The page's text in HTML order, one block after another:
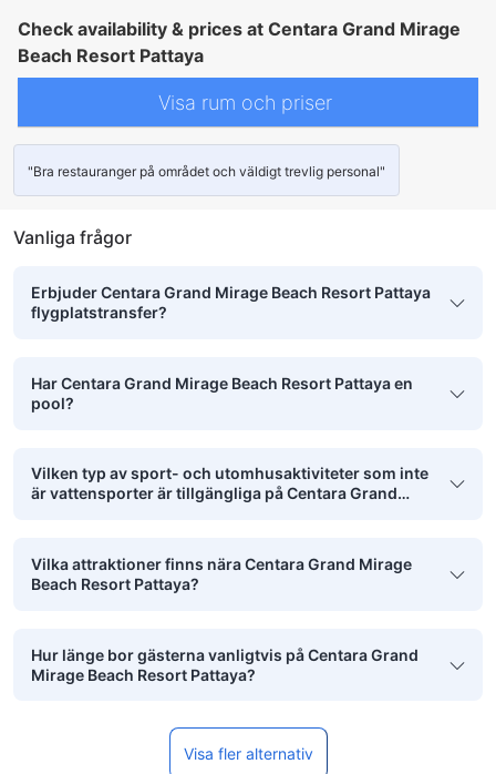
gratis vatten på flaska
kaffe-/tekokare kylskåp
Vattenkokare
daglig städning
anslutande rum
Fönster som kan öppnas
soffa
Uppfällbar säng garderob
klädhängare
möjlighet att stryka kläder
sybehör
Barnsäng (på begäran)
individuell luftkonditionering
rökdetektor
Säkerhets-/skyddsfunktioner
värdeskåp på rummet
Check availability & prices at Centara Grand Mirage
Beach Resort Pattaya
Visa rum och priser
"Bra restauranger på området och väldigt trevlig personal"
Vanliga frågor
Erbjuder Centara Grand Mirage Beach Resort Pattaya
flygplatstransfer?
Har Centara Grand Mirage Beach Resort Pattaya en
pool?
Vilken typ av sport- och utomhusaktiviteter som inte
är vattensporter är tillgängliga på Centara Grand
Vilka attraktioner finns nära Centara Grand Mirage
Beach Resort Pattaya?
Hur länge bor gästerna vanligtvis på Centara Grand
Mirage Beach Resort Pattaya?
Visa fler alternativ